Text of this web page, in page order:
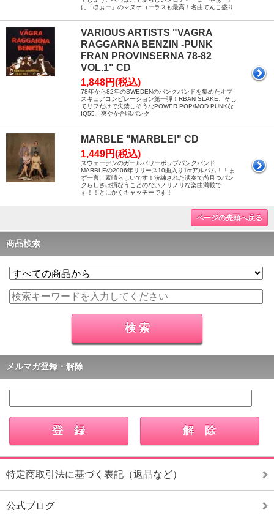
に「ほぉー」のマヌケコーラスも最高！名曲てんこ盛り
VARIOUS ARTISTS "VAGRA
RAGGARNA BENZIN -PUNK
FRAN PROVINSERNA 78-82
VOL.1" CD
1,848円(税込)
78年から82年のSWEDENのパンクバンドを集めたオブ
スキュアコンピレーション第一弾！RBAN SLAKE、そし
てリフだけで失禁しそうなPOWER POP/MOD PUNKな
IQ55、爽やか合唱パンク
MARBLE "MARBLE!" CD
1,449円(税込)
スウェーデンのガールパワーポップパンクバンド
MARBLEの2006年リリース10曲入り1stアルバム！！ま
ず一言、素晴らしいです！洗練された演奏で尚且つパン
クらしさは損なうことのないノリノリな楽曲満載で
す！！とにかくキャッチーです！
ページの先頭へ戻る
商品検索
メルマガ登録・解除
特定商取引法に基づく表記（返品など）
公式ブログ